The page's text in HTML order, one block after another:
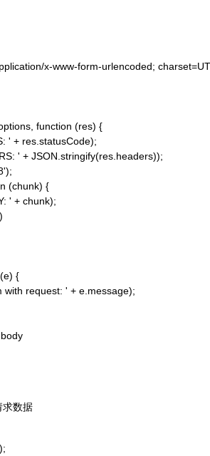
'application/x-www-form-urlencoded;
function (res) {
' + res.statusCode);
' + JSON.stringify(res.headers));
(chunk) {
' + chunk);
{
with request: ' + e.message);
求数据